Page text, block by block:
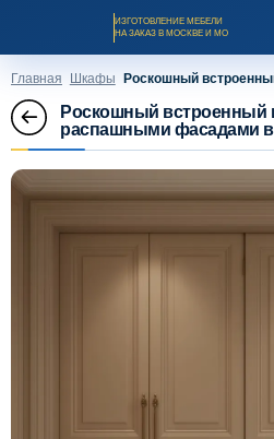
ИЗГОТОВЛЕНИЕ МЕБЕЛИ
НА ЗАКАЗ В МОСКВЕ И МО
Оплата и доставка
Главная Шкафы Роскошный
Роскошный встроенный
распашными фасадами в